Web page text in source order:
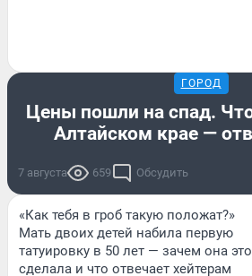
ГОРОД
Цены пошли на спад.
Алтайском крае —
7 августа 659 Обсудить
«Как тебя в гроб такую положат?»
Мать двоих детей набила первую
татуировку в 50 лет — зачем она это
сделала и что отвечает хейтерам